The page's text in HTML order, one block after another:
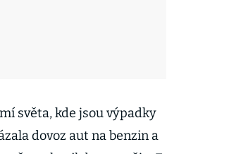
světa, kde jsou výpadky
dovoz aut na benzin a